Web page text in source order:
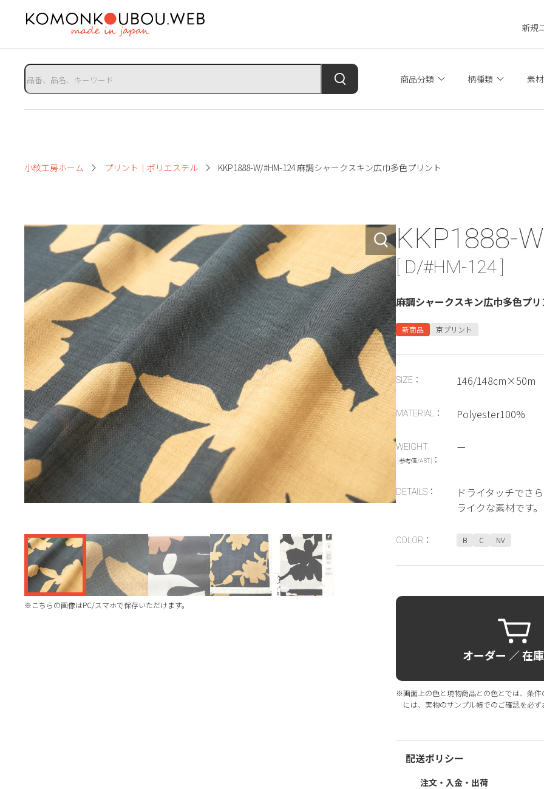
新規
商品分類 柄種類 素
小紋工房ホーム プリント｜ポリエステル KKP1888-W/#HM-124 麻調シャークスキン広巾多色プリント
※こちらの画像はPC/スマホで保存いただけます。
KKP1888-W
[ D/#HM-124 ]
麻調シャークスキン広巾多色プリ
新商品 京プリント
SIZE： 146/148cm×50m
MATERIAL： Polyester100%
WEIGHT
[参考値/ABT] ：
ー
DETAILS：
ドライタッチでさ
ライクな素材です。
COLOR： B C NV
オーダー ／ 在
※画面上の色と現物商品との色とでは、条
には、実物のサンプル帳でのご確認を必ず
配送ポリシー
注文・入金・出荷